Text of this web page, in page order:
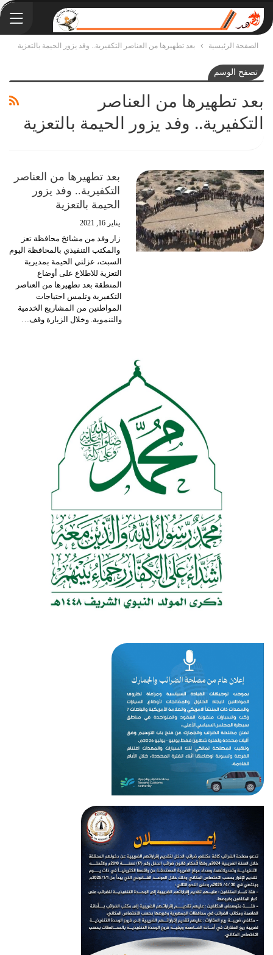
الصفحة الرئيسية بعد تطهيرها من العناصر التكفيرية.. وفد يزور الحيمة بالتعزية
تصفح الوسم
بعد تطهيرها من العناصر
التكفيرية.. وفد يزور الحيمة بالتعزية
بعد تطهيرها من العناصر
التكفيرية.. وفد يزور
الحيمة بالتعزية
يناير 16, 2021
زار وفد من مشائخ محافظة تعز
والمكتب التنفيذي بالمحافظة اليوم
السبت، عزلتي الحيمة بمديرية
التعزية للاطلاع على أوضاع
المنطقة بعد تطهيرها من العناصر
التكفيرية وتلمس احتياجات
المواطنين من المشاريع الخدمية
والتنموية. وخلال الزيارة وقف…